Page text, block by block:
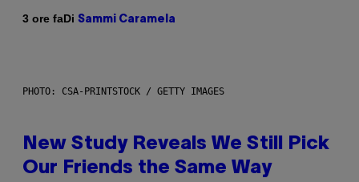
3 ore faDi Sammi Caramela
PHOTO: CSA-PRINTSTOCK / GETTY IMAGES
New Study Reveals We Still Pick
Our Friends the Same Way